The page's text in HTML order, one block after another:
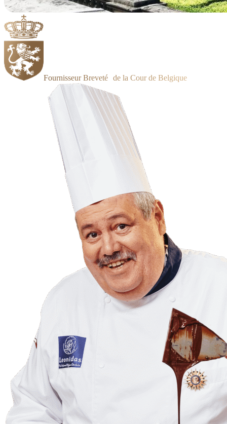
Fournisseur Breveté de la Cour de Belgique